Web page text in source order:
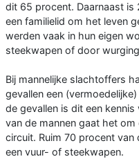
dit 65 procent. Daarnaast
een familielid om het leven
werden vaak in hun eigen
steekwapen of door
Bij mannelijke slachtoffers
gevallen een
de gevallen is dit een
van de mannen gaat het
circuit. Ruim 70 procent
een vuur- of steekwapen.